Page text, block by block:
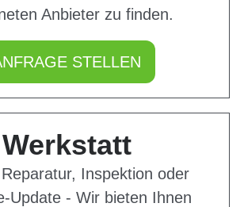
Anbieter zu finden.
STELLEN
Werkstatt
Inspektion oder
Update - Wir bieten Ihnen